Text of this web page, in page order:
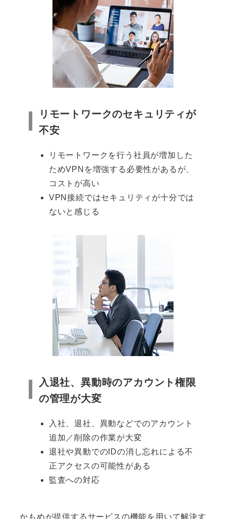
リモートワークのセキュリティが
不安
リモートワークを行う社員が増加した
ためVPNを増強する必要性があるが、
コストが高い
VPN接続ではセキュリティが十分では
ないと感じる
入退社、異動時のアカウント権限
の管理が大変
入社、退社、異動などでのアカウント
追加／削除の作業が大変
退社や異動でのIDの消し忘れによる不
正アクセスの可能性がある
監査への対応
かもめが提供するサービスの機能を用いて解決す